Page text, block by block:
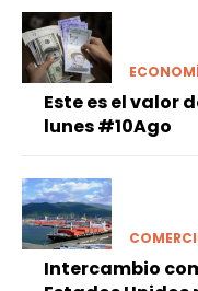
Este es el valor
lunes #10Ago
Intercambio